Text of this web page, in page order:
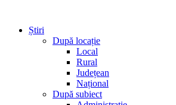
Știri
După locație
Local
Rural
Județean
Național
După subiect